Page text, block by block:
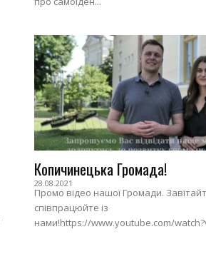
Копичинецька Громада!
28.08.2021
Промо відео нашої Громади.
співпрацюйте із
нами!https://www.youtube.com/